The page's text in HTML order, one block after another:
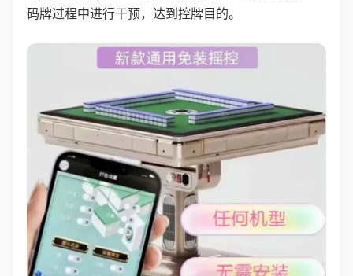
码牌过程中进行干预，达到控牌目的。